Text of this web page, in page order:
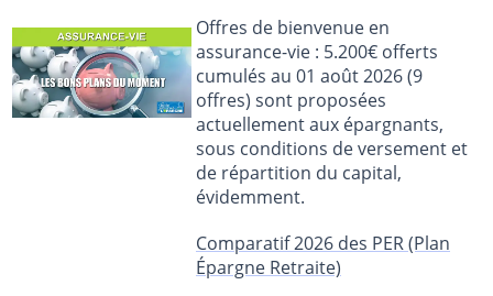
Offres de bienvenue en
assurance-vie : 5.200€ offerts
cumulés au 01 août 2026 (9
offres) sont proposées
actuellement aux épargnants,
sous conditions de versement et
de répartition du capital,
évidemment.
Comparatif 2026 des PER (Plan
Épargne Retraite)